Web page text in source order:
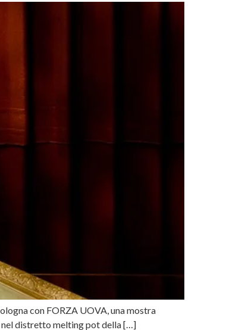
con FORZA UOVA, una mostra
nel distretto melting pot della […]